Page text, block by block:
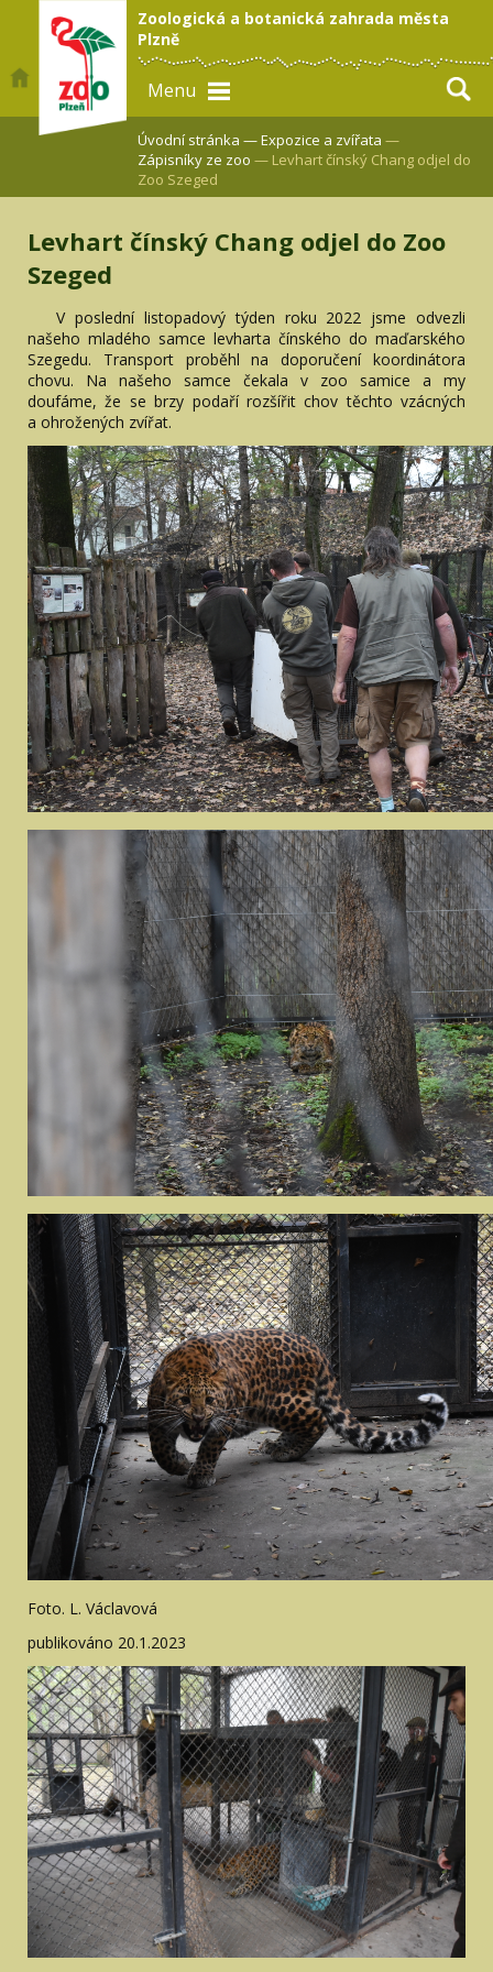
Zoologická a botanická zahrada města
Plzně
Menu
Úvodní stránka —Expozice a zvířata —
Zápisníky ze zoo — Levhart čínský Chang odjel do
Zoo Szeged
Levhart čínský Chang odjel do Zoo
Szeged
V poslední listopadový týden roku 2022 jsme odvezli
našeho mladého samce levharta čínského do maďarského
Szegedu. Transport proběhl na doporučení koordinátora
chovu. Na našeho samce čekala v zoo samice a my
doufáme, že se brzy podaří rozšířit chov těchto vzácných
a ohrožených zvířat.
Foto. L. Václavová
publikováno 20.1.2023